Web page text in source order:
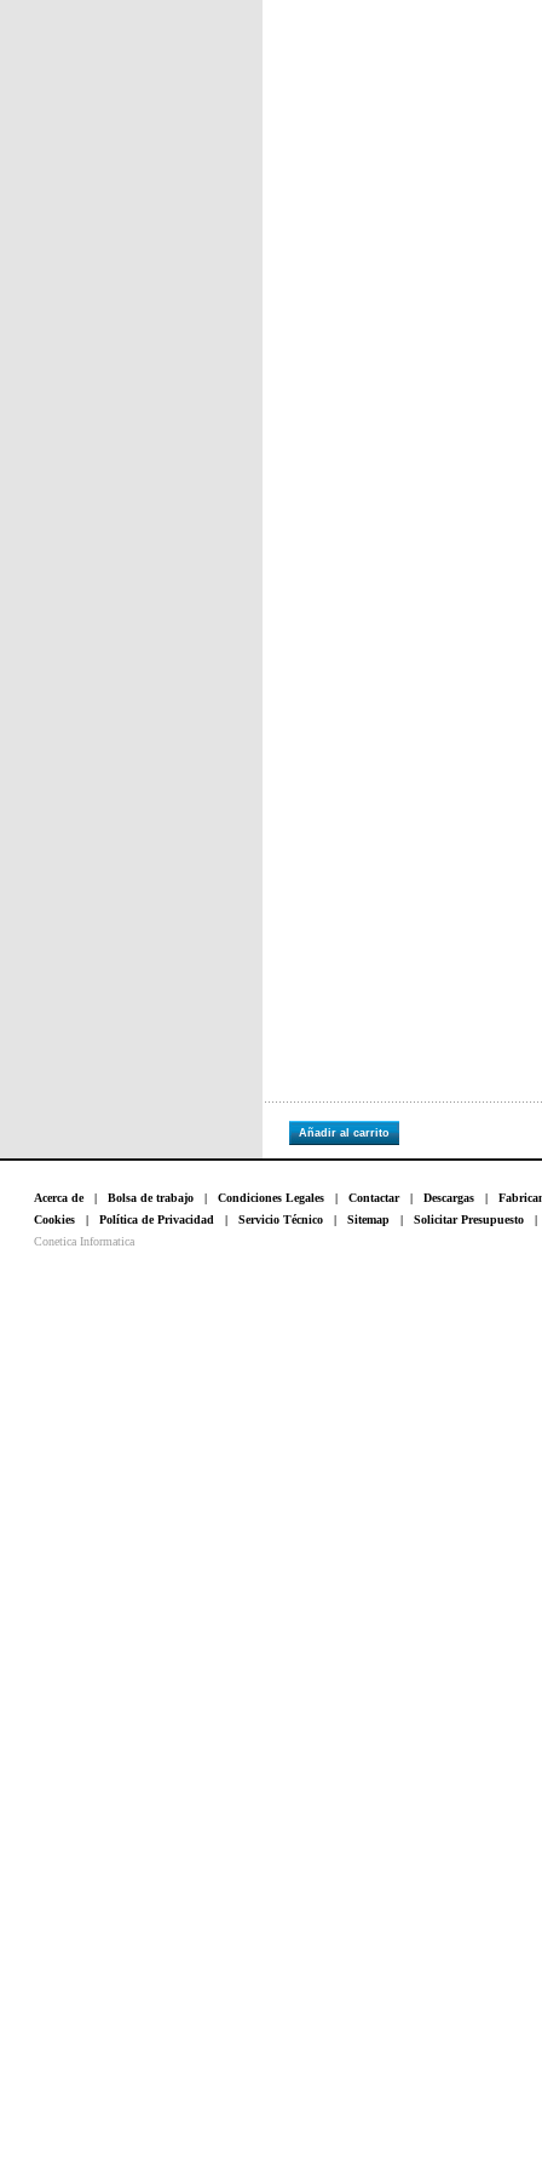
Añadir al carrito
Acerca de| Bolsa de trabajo | Condiciones Legales | Contactar| Descargas |
Cookies | Política de Privacidad | Servicio Técnico | Sitemap | Solicitar Presupuesto
Conetica Informatica